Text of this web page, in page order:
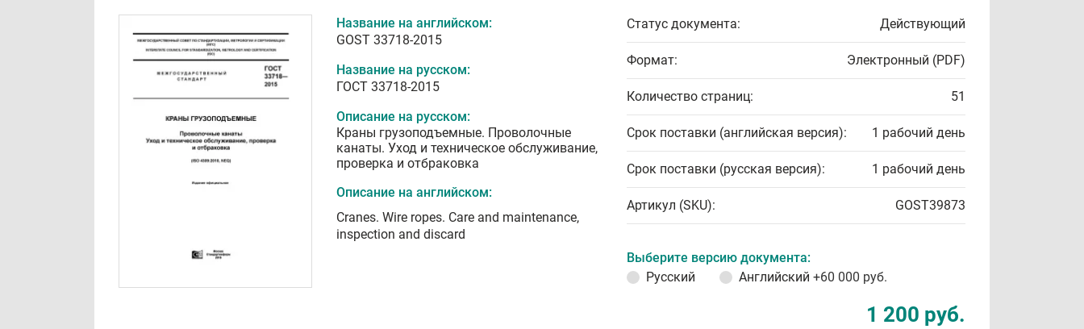
Название на английском:
GOST 33718-2015
Название на русском:
ГОСТ 33718-2015
Описание на русском:
Краны грузоподъемные. Проволочные
канаты. Уход и техническое обслуживание,
проверка и отбраковка
Описание на английском:
Cranes. Wire ropes. Care and maintenance,
inspection and discard
Статус документа: Действующий
Формат: Электронный (PDF)
Количество страниц: 51
Срок поставки (английская версия): 1 рабочий день
Срок поставки (русская версия): 1 рабочий день
Артикул (SKU): GOST39873
Выберите версию документа:
Русский
Английский +60 000 руб.
1 200 руб.